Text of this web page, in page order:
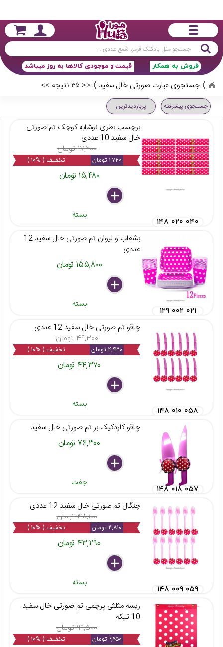
جستجو
قیمت و موجودی کالاها به روز میباشد فروش به همکار
جستجوی عبارت صورتی خال سفید << ۳۵ نتیجه >>
جستجوی پیشرفته پربازدیدترین
برچسب بطری نوشابه کوچک تم صورتی
خال سفید 10 عددی
۱۷,۲۰۰ تومان
۱,۷۲۰ تومان تخفیف ( %۱۰ )
۱۵,۴۸۰ تومان
delete
remove
add
بسته
۱۴۸ ۰۲۰ ۰۴۰
بشقاب و لیوان تم صورتی خال سفید 12
عددی
۱۵۵,۸۰۰ تومان
delete
remove
add
بسته
۱۲۹ ۰۰۲ ۰۲۱
چاقو تم صورتی خال سفید 12 عددی
۴۹,۳۰۰ تومان
۴,۹۳۰ تومان تخفیف ( %۱۰ )
۴۴,۳۷۰ تومان
delete
remove
add
بسته
۱۴۸ ۰۱۰ ۰۵۸
چاقو کاردکیک بر تم صورتی خال سفید
۷۶,۳۰۰ تومان
delete
remove
add
جفت
۱۴۸ ۰۱۸ ۰۵۷
چنگال تم صورتی خال سفید 12 عددی
۴۸,۱۰۰ تومان
۴,۸۱۰ تومان تخفیف ( %۱۰ )
۴۳,۲۹۰ تومان
delete
remove
add
بسته
۱۴۸ ۰۰۹ ۰۵۹
ریسه مثلثی پرچمی تم صورتی خال سفید
10 تیکه
۹۹,۵۰۰ تومان
۹,۹۵۰ تومان تخفیف ( %۱۰ )